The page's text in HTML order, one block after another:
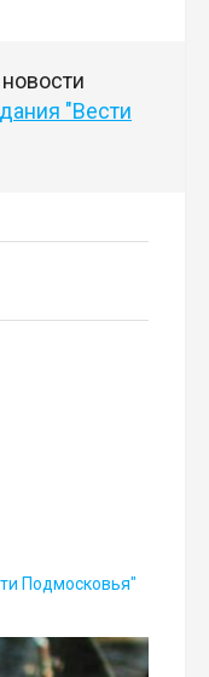
"Вести
Подмосковья"